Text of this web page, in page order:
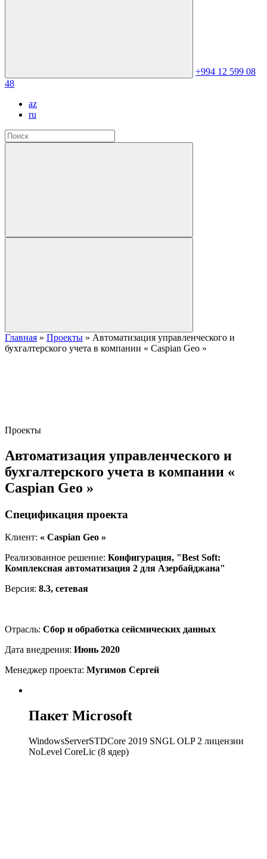
+994 12 599 08
48
az
ru
Главная » Проекты » Автоматизация управленческого и
бухгалтерского учета в компании « Caspian Geo »
Проекты
Автоматизация управленческого и
бухгалтерского учета в компании «
Caspian Geo »
Спецификация проекта
Клиент: « Caspian Geo »
Реализованное решение: Конфигурация, "Best Soft:
Комплексная автоматизация 2 для Азербайджана"
Версия: 8.3, сетевая
Отрасль: Сбор и обработка сейсмических данных
Дата внедрения: Июнь 2020
Менеджер проекта: Мугимов Сергей
Пакет Microsoft
WindowsServerSTDCore 2019 SNGL OLP 2 лицензии
NoLevel CoreLic (8 ядер)